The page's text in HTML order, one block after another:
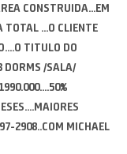
CONSTRUIDA...EM
TOTAL ...O CLIENTE
TITULO DO
DORMS /SALA/
2908..COM MICHAEL